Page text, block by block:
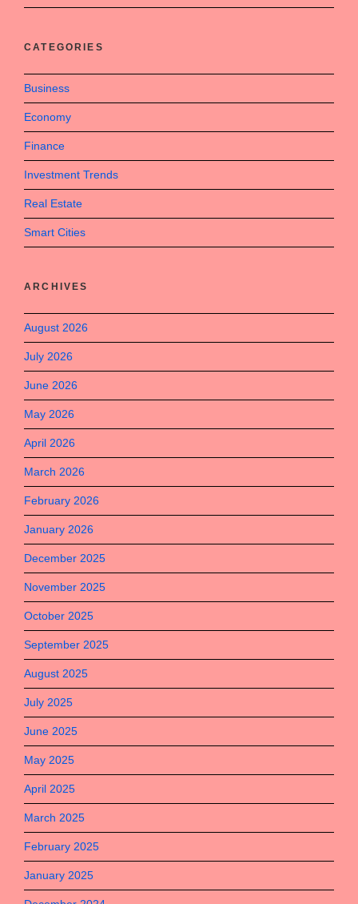
CATEGORIES
Business
Economy
Finance
Investment Trends
Real Estate
Smart Cities
ARCHIVES
August 2026
July 2026
June 2026
May 2026
April 2026
March 2026
February 2026
January 2026
December 2025
November 2025
October 2025
September 2025
August 2025
July 2025
June 2025
May 2025
April 2025
March 2025
February 2025
January 2025